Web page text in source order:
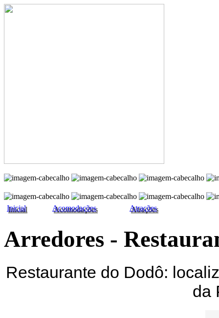
Inicial Acomodações Atrações
Arredores -
Restaurante do Dodô:
da